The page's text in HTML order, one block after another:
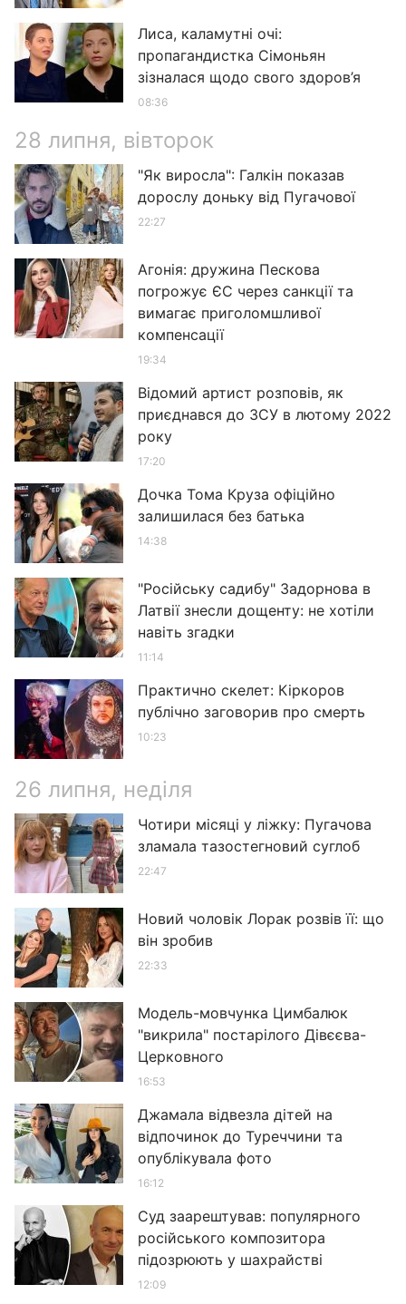
Лиса, каламутні очі:
пропагандистка Сімоньян
зізналася щодо свого здоров’я
08:36
28 липня, вівторок
"Як виросла": Галкін показав
дорослу доньку від Пугачової
22:27
Агонія: дружина Пескова
погрожує ЄС через санкції та
вимагає приголомшливої
компенсації
19:34
Відомий артист розповів, як
приєднався до ЗСУ в лютому 2022
року
17:20
Дочка Тома Круза офіційно
залишилася без батька
14:38
"Російську садибу" Задорнова в
Латвії знесли дощенту: не хотіли
навіть згадки
11:14
Практично скелет: Кіркоров
публічно заговорив про смерть
10:23
26 липня, неділя
Чотири місяці у ліжку: Пугачова
зламала тазостегновий суглоб
22:47
Новий чоловік Лорак розвів її: що
він зробив
22:33
Модель-мовчунка Цимбалюк
"викрила" постарілого Дівєєва-
Церковного
16:53
Джамала відвезла дітей на
відпочинок до Туреччини та
опублікувала фото
16:12
Суд заарештував: популярного
російського композитора
підозрюють у шахрайстві
12:09